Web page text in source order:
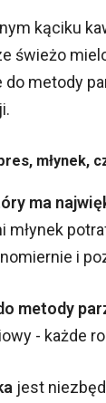
kąciku
świeżo
metody
młynek,
ma
młynek
i
metody
- każde
jest